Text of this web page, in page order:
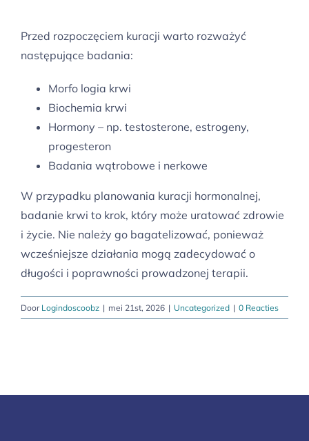
Przed rozpoczęciem kuracji warto rozważyć
następujące badania:
Morfo logia krwi
Biochemia krwi
Hormony – np. testosterone, estrogeny,
progesteron
Badania wątrobowe i nerkowe
W przypadku planowania kuracji hormonalnej,
badanie krwi to krok, który może uratować zdrowie
i życie. Nie należy go bagatelizować, ponieważ
wcześniejsze działania mogą zadecydować o
długości i poprawności prowadzonej terapii.
Door Logindoscoobz | mei 21st, 2026 | Uncategorized | 0 Reacties